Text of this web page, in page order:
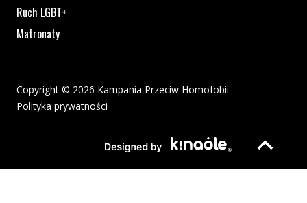
Ruch LGBT+
Matronaty
Copyright © 2026 Kampania Przeciw Homofobii
Polityka prywatności
Strona otwiera